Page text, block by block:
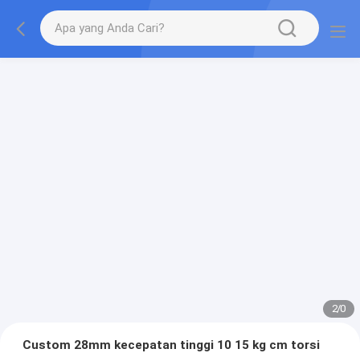
2/0
Custom 28mm kecepatan tinggi 10 15 kg cm torsi